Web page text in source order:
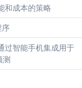
和成本的策略
序
过智能手机集成用于
测